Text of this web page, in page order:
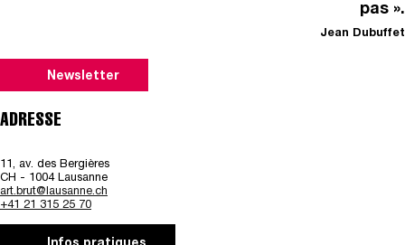
pas ».
Jean Dubuffet
Newsletter
ADRESSE
11, av. des Bergières
CH - 1004 Lausanne
art.brut@lausanne.ch
+41 21 315 25 70